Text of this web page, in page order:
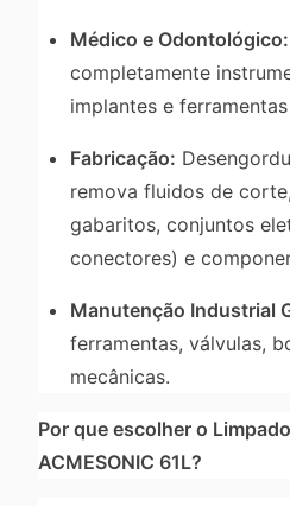
Médico e Odontológico:
completamente
implantes e
Fabricação:
remova fluidos de
gabaritos, conjuntos
conectores) e
Manutenção Industrial
ferramentas, válvulas,
mecânicas.
Por que escolher o
ACMESONIC 61L?